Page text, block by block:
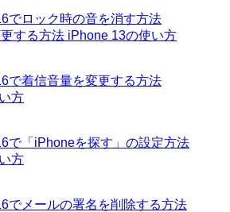
でロック時の音を消す方法
iPhone 13の使い方
で着信音量を変更する方法
方
で「iPhoneを探す」の設定方法
方
でメールの署名を削除する方法